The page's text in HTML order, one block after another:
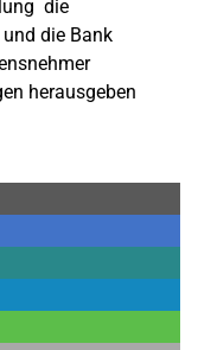
die
die Bank
herausgeben